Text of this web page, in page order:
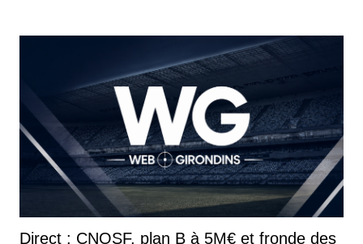
Direct : CNOSF, plan B à 5M€ et fronde des